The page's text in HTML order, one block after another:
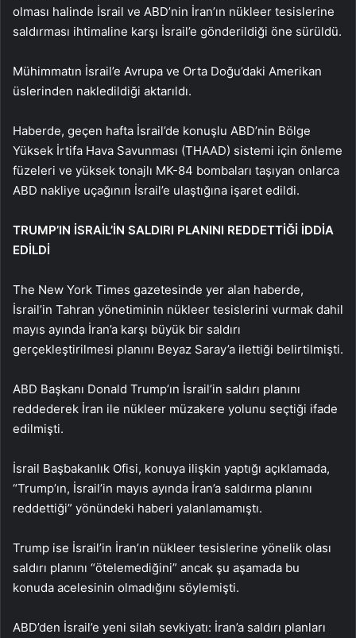
olması halinde İsrail ve ABD’nin İran’ın nükleer tesislerine
saldırması ihtimaline karşı İsrail’e gönderildiği öne sürüldü.
Mühimmatın İsrail’e Avrupa ve Orta Doğu’daki Amerikan
üslerinden nakledildiği aktarıldı.
Haberde, geçen hafta İsrail’de konuşlu ABD’nin Bölge
Yüksek İrtifa Hava Savunması (THAAD) sistemi için önleme
füzeleri ve yüksek tonajlı MK-84 bombaları taşıyan onlarca
ABD nakliye uçağının İsrail’e ulaştığına işaret edildi.
TRUMP’IN İSRAİL’İN SALDIRI PLANINI REDDETTİĞİ İDDİA
EDİLDİ
The New York Times gazetesinde yer alan haberde,
İsrail’in Tahran yönetiminin nükleer tesislerini vurmak dahil
mayıs ayında İran’a karşı büyük bir saldırı
gerçekleştirilmesi planını Beyaz Saray’a ilettiği belirtilmişti.
ABD Başkanı Donald Trump’ın İsrail’in saldırı planını
reddederek İran ile nükleer müzakere yolunu seçtiği ifade
edilmişti.
İsrail Başbakanlık Ofisi, konuya ilişkin yaptığı açıklamada,
“Trump’ın, İsrail’in mayıs ayında İran’a saldırma planını
reddettiği” yönündeki haberi yalanlamamıştı.
Trump ise İsrail’in İran’ın nükleer tesislerine yönelik olası
saldırı planını “ötelemediğini” ancak şu aşamada bu
konuda acelesinin olmadığını söylemişti.
ABD’den İsrail’e yeni silah sevkiyatı: İran’a saldırı planları